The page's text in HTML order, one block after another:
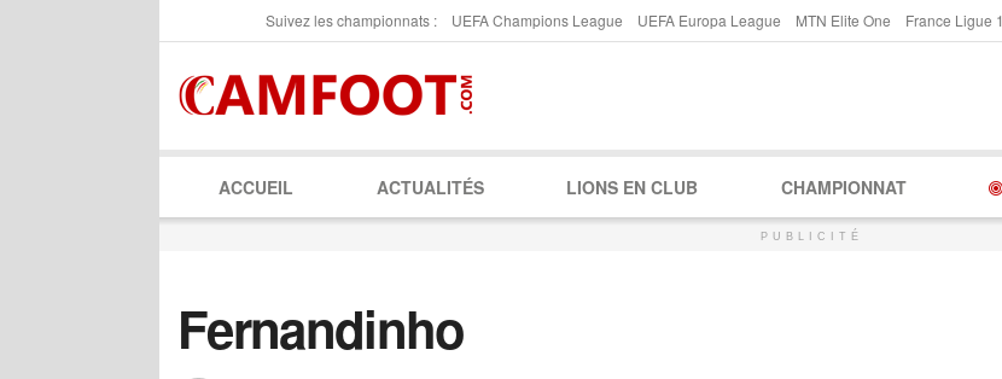
Suivez les championnats : UEFA Champions League UEFA Europa League MTN Elite One France Ligue 1
ACCUEIL ACTUALITÉS LIONS EN CLUB CHAMPIONNAT
PUBLICITÉ
Fernandinho